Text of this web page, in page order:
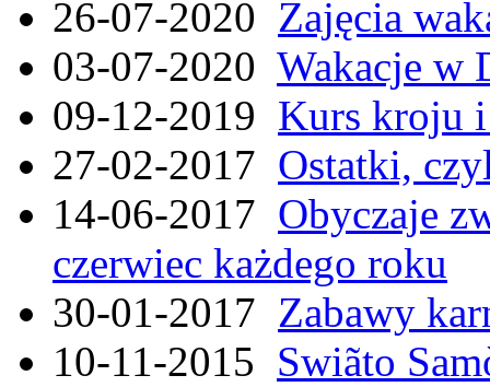
26-07-2020 Zajęcia
03-07-2020 Wakacje w
09-12-2019 Kurs kroju i
27-02-2017 Ostatki,
14-06-2017 Obyczaje
czerwiec każdego roku
30-01-2017 Zabawy
10-11-2015 Swiãto